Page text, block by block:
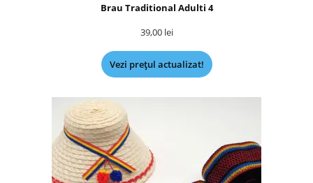
Brau Traditional Adulti 4
39,00 lei
Vezi prețul actualizat!